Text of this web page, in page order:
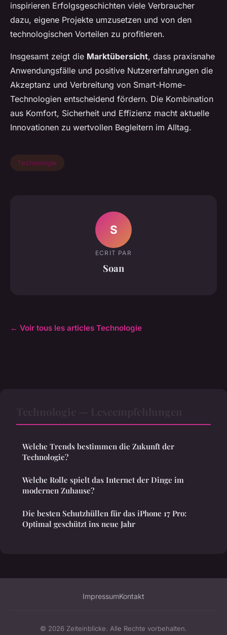
inspirieren Erfolgsgeschichten viele Verbraucher
dazu, eigene Projekte umzusetzen und von den
technologischen Vorteilen zu profitieren.
Insgesamt zeigt die Marktübersicht, dass praxisnahe
Anwendungsfälle und positive Nutzererfahrungen die
Akzeptanz und Verbreitung von Smart-Home-
Technologien entscheidend fördern. Die Kombination
aus Komfort, Sicherheit und Effizienz macht aktuelle
Innovationen zu wertvollen Begleitern im Alltag.
Technologie
S
ECRIT PAR
Soan
← Voir tous les articles Technologie
Welche Trends bestimmen die Zukunft der
Technologie?
Welche Rolle spielt das Internet der Dinge im
modernen Zuhause?
Die besten Schutzhüllen für das iPhone 17 Pro:
Optimal geschützt ins neue Jahr
ImpressumKontakt
© 2026 Zeiteinblicke. Alle Rechte vorbehalten.